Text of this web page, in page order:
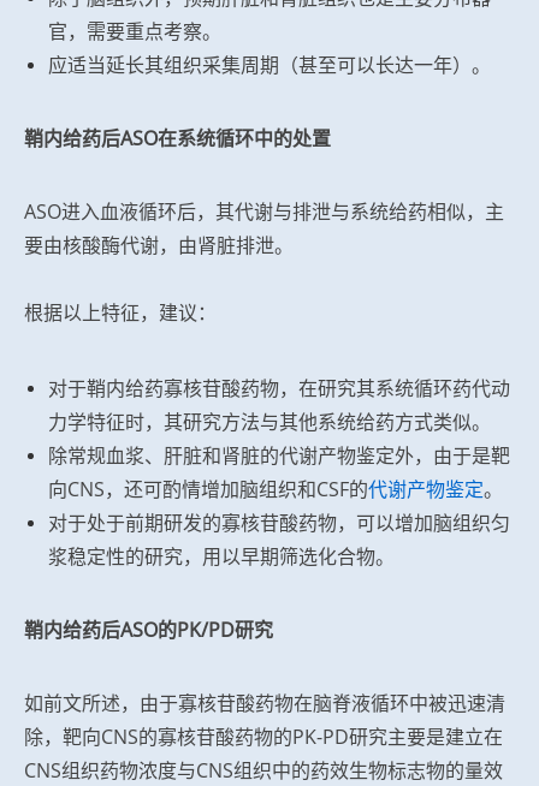
官，需要重点考察。
应适当延长其组织采集周期（甚至可以长达一年）。
鞘内给药后ASO在系统循环中的处置
ASO进入血液循环后，其代谢与排泄与系统给药相似，主
要由核酸酶代谢，由肾脏排泄。
根据以上特征，建议：
对于鞘内给药寡核苷酸药物，在研究其系统循环药代动
力学特征时，其研究方法与其他系统给药方式类似。
除常规血浆、肝脏和肾脏的代谢产物鉴定外，由于是靶
向CNS，还可酌情增加脑组织和CSF的代谢产物鉴定。
对于处于前期研发的寡核苷酸药物，可以增加脑组织匀
浆稳定性的研究，用以早期筛选化合物。
鞘内给药后ASO的PK/PD研究
如前文所述，由于寡核苷酸药物在脑脊液循环中被迅速清
除，靶向CNS的寡核苷酸药物的PK-PD研究主要是建立在
CNS组织药物浓度与CNS组织中的药效生物标志物的量效